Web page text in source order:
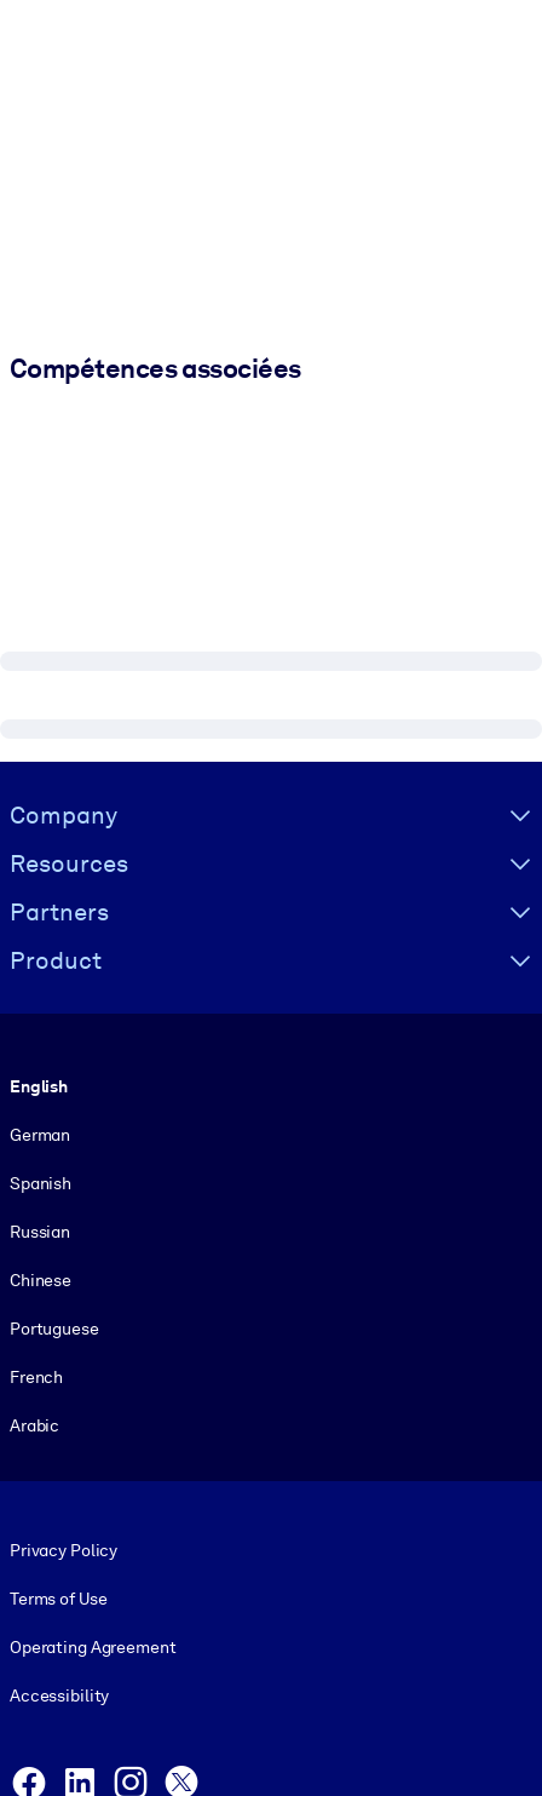
Compétences associées
Visually hidden Text
Company
Resources
Partners
Product
English
German
Spanish
Russian
Chinese
Portuguese
French
Arabic
Privacy Policy
Terms of Use
Operating Agreement
Accessibility
Facebook
LinkedInInstagram